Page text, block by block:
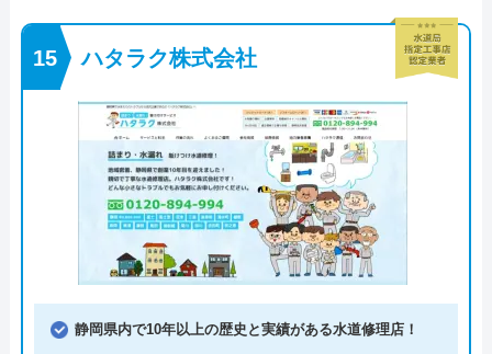
ハタラク株式会社
静岡県内で10年以上の歴史と実績がある水道修理店！